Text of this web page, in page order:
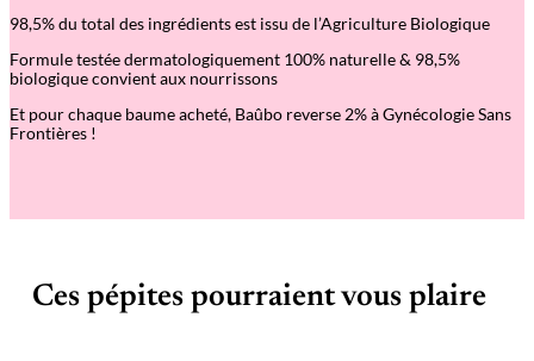
u
n
i
v
e
r
s
u
98,5% du total des ingrédients est issu de l’Agriculture Biologique
Formule testée dermatologiquement 100% naturelle & 98,5%
biologique convient aux nourrissons
Et pour chaque baume acheté, Baûbo reverse 2% à Gynécologie Sans
Frontières !
Ces pépites pourraient vous plaire